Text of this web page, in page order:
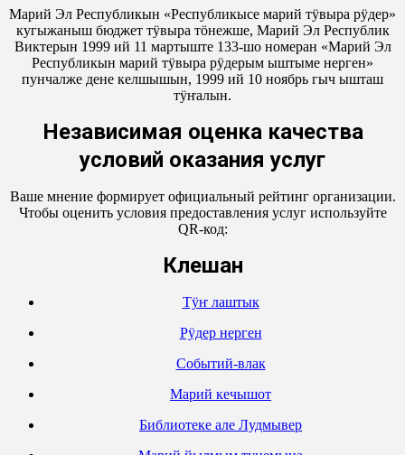
Марий Эл Республикын «Республикысе марий тӱвыра рӱдер»
кугыжаныш бюджет тӱвыра тӧнежше, Марий Эл Республик
Виктерын 1999 ий 11 мартыште 133-шо номеран «Марий Эл
Республикын марий тӱвыра рӱдерым ыштыме нерген»
пунчалже дене келшышын, 1999 ий 10 ноябрь гыч ышташ
тӱҥалын.
Независимая оценка качества
условий оказания услуг
Ваше мнение формирует официальный рейтинг организации.
Чтобы оценить условия предоставления услуг используйте
QR-код:
Кӱлешан
Тӱҥ лаштык
Рӱдер нерген
Событий-влак
Марий кечышот
Библиотеке але Лудмывер